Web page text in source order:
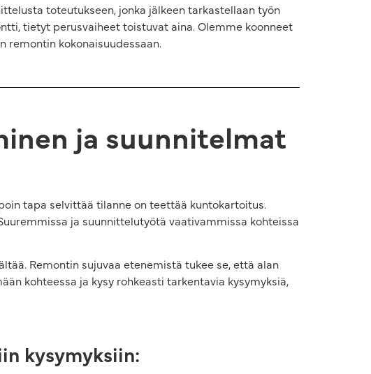
toteutukseen, jonka jälkeen tarkastellaan työn
tietyt perusvaiheet toistuvat aina. Olemme koonneet
kokonaisuudessaan.
ja suunnitelmat
tapa selvittää tilanne on teettää kuntokartoitus.
ja suunnittelutyötä vaativammissa kohteissa
Remontin sujuvaa etenemistä tukee se, että alan
kohteessa ja kysy rohkeasti tarkentavia kysymyksiä,
kysymyksiin: